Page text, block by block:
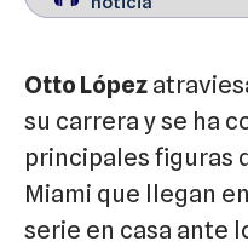
Otto López
su carrera y se ha
principales figuras
Miami que llegan
serie en casa ante